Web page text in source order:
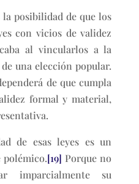
posibilidad de que los
con vicios de validez
al vincularlos a la
una elección popular.
de que cumpla
formal y material,
de esas leyes es un
polémico.[19] Porque no
imparcialmente su